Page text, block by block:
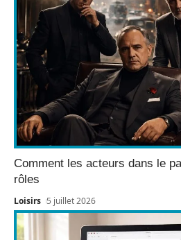
Comment les acteurs dans le
rôles
Loisirs 5 juillet 2026